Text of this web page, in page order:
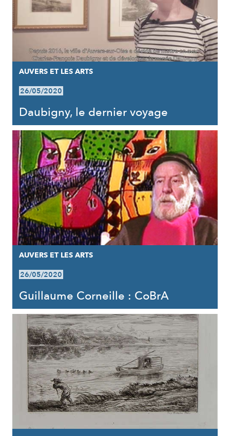
AUVERS ET LES ARTS
26/05/2020
Daubigny, le dernier voyage
AUVERS ET LES ARTS
26/05/2020
Guillaume Corneille : CoBrA